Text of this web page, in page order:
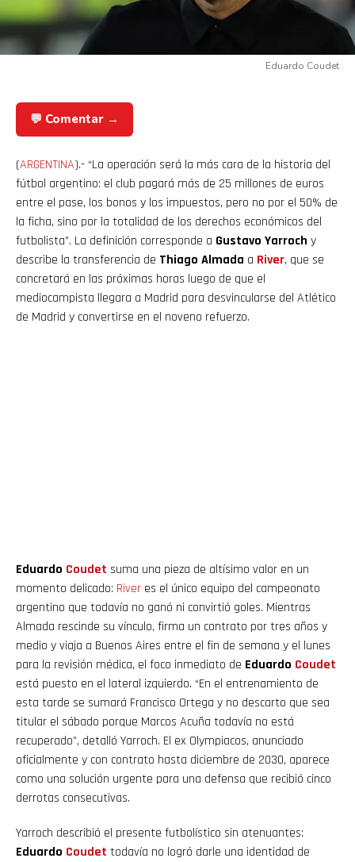
Eduardo Coudet
💬 Comentar →
(ARGENTINA).- “La operación será la más cara de la historia del
fútbol argentino: el club pagará más de 25 millones de euros
entre el pase, los bonos y los impuestos, pero no por el 50% de
la ficha, sino por la totalidad de los derechos económicos del
futbolista”. La definición corresponde a Gustavo Yarroch y
describe la transferencia de Thiago Almada a River, que se
concretará en las próximas horas luego de que el
mediocampista llegara a Madrid para desvincularse del Atlético
de Madrid y convertirse en el noveno refuerzo.
Eduardo Coudet suma una pieza de altísimo valor en un
momento delicado: River es el único equipo del campeonato
argentino que todavía no ganó ni convirtió goles. Mientras
Almada rescinde su vínculo, firma un contrato por tres años y
medio y viaja a Buenos Aires entre el fin de semana y el lunes
para la revisión médica, el foco inmediato de Eduardo Coudet
está puesto en el lateral izquierdo. “En el entrenamiento de
esta tarde se sumará Francisco Ortega y no descarto que sea
titular el sábado porque Marcos Acuña todavía no está
recuperado”, detalló Yarroch. El ex Olympiacos, anunciado
oficialmente y con contrato hasta diciembre de 2030, aparece
como una solución urgente para una defensa que recibió cinco
derrotas consecutivas.
Yarroch describió el presente futbolístico sin atenuantes:
Eduardo Coudet todavía no logró darle una identidad de